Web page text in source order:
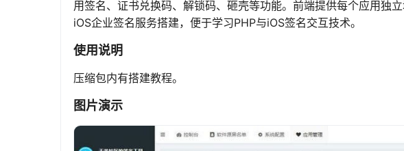
用签名、证书兑换码、解锁码、砸壳等功能。前端提供每个应用独
iOS企业签名服务搭建，便于学习PHP与iOS签名交互技术。
使用说明
压缩包内有搭建教程。
图片演示